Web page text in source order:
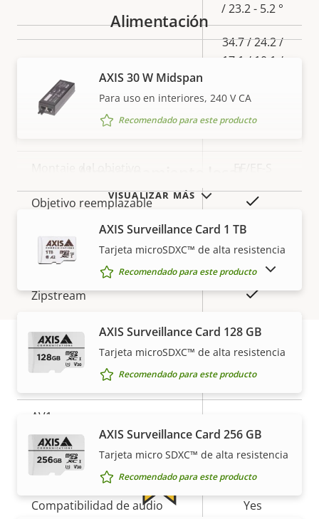
/ 23.2 - 5.2 °
Campo de visión vertical *
34.7 / 24.2 /
17.1 / 10.1 /
37.7 / 12.2-
4.3 / 15.5-3.4
Objetivo reemplazable
Compresión
Descripción
propiedad
Valor de
propiedad
Zipstream Sí
H.264
Baseline,
High, Main
AV1
Audio
Descripción
Valor de
Compatibilidad de audio Yes
VISUALIZAR MÁS
Alimentación
AXIS 30 W Midspan
Para uso en interiores, 240 V CA
Recomendado para este producto
AXIS Surveillance Card 1 TB
Tarjeta microSDXC™ de alta resistencia
Recomendado para este producto
AXIS Surveillance Card 128 GB
Tarjeta microSDXC™ de alta resistencia
Recomendado para este producto
AXIS Surveillance Card 256 GB
Tarjeta micro SDXC™ de alta resistencia
Recomendado para este producto
MOSTRAR PRODUCTOS DESCATALOGADOS
Garantía